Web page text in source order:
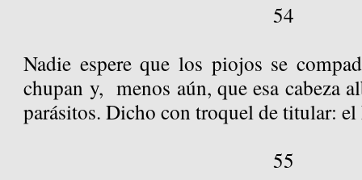
54
Nadie espere que los piojos se
chupan y, menos aún, que esa cabeza
parásitos. Dicho con troquel de titular:
55